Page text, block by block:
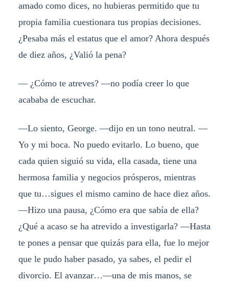
amado como dices, no hubieras permitido que tu
propia familia cuestionara tus propias decisiones.
¿Pesaba más el estatus que el amor? Ahora después
de diez años, ¿Valió la pena?
— ¿Cómo te atreves? —no podía creer lo que
acababa de escuchar.
—Lo siento, George. —dijo en un tono neutral. —
Yo y mi boca. No puedo evitarlo. Lo bueno, que
cada quien siguió su vida, ella casada, tiene una
hermosa familia y negocios prósperos, mientras
que tu…sigues el mismo camino de hace diez años.
—Hizo una pausa, ¿Cómo era que sabía de ella?
¿Qué a acaso se ha atrevido a investigarla? —Hasta
te pones a pensar que quizás para ella, fue lo mejor
que le pudo haber pasado, ya sabes, el pedir el
divorcio. El avanzar…—una de mis manos, se